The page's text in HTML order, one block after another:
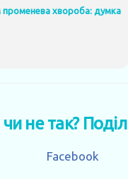
променева хвороба: думка
чи не так?
Facebook